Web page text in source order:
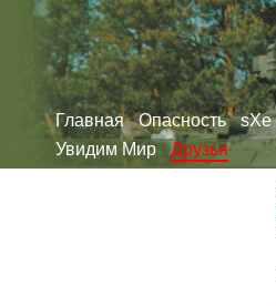
Главная Опасность sXe
Увидим Мир
Друзья